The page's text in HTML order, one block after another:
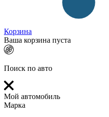
Корзина
Ваша корзина пуста
Поиск по авто
Мой автомобиль
Марка